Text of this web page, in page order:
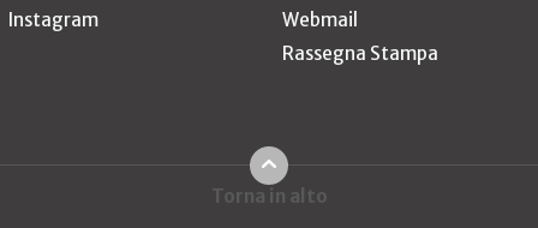
Instagram
Webmail
Rassegna Stampa
Torna in alto